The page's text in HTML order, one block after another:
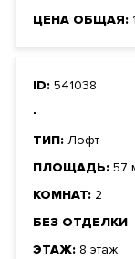
ЦЕНА ОБЩАЯ:
ID: 541038
-
ТИП: Лофт
ПЛОЩАДЬ: 57
КОМНАТ: 2
БЕЗ ОТДЕЛКИ
ЭТАЖ: 8 этаж